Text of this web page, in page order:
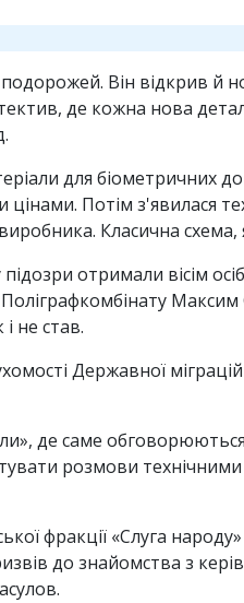
Він відкрив й
де кожна нова
для біометричних
Потім з'явилася
Класична схема,
отримали вісім
не став.
Державної
де саме
розмови
фракції «Слуга
до знайомства з